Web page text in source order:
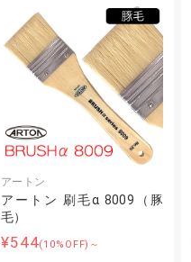
アートン
アートン 刷毛α 8009（豚
毛）
¥544(10%OFF)～